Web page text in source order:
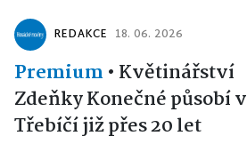
REDAKCE 18. 06. 2026
Premium • Květinářství
Zdeňky Konečné působí v
Třebíčí již přes 20 let